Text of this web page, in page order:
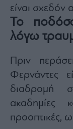
είναι σχεδόν
Το
λόγω
Πριν
Φερνάντες
διαδρομή
ακαδημίες
προοπτικές,